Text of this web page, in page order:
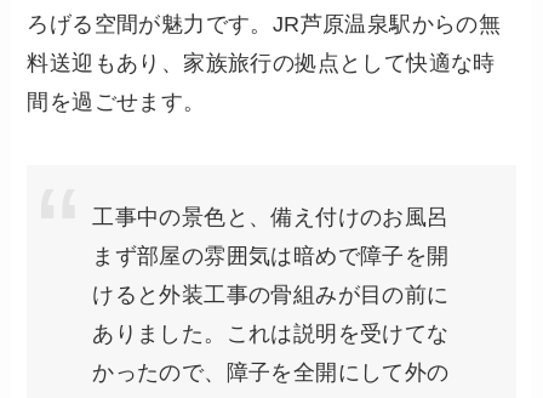
ろげる空間が魅力です。JR芦原温泉駅からの無
料送迎もあり、家族旅行の拠点として快適な時
間を過ごせます。
工事中の景色と、備え付けのお風呂
まず部屋の雰囲気は暗めで障子を開
けると外装工事の骨組みが目の前に
ありました。これは説明を受けてな
かったので、障子を全開にして外の